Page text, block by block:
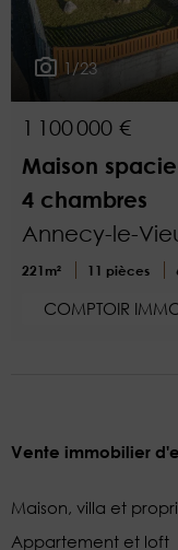
1/23
1 100 000 €
Maison
4 chambres
Annecy-le-
221m² 11 pièces
COMPTOIR
Vente immobilier
Maison, villa et
Appartement et loft